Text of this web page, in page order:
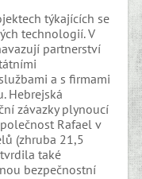
týkajících se
technologií. V
partnerství
a s firmami
Hebrejská
závazky plynoucí
Rafael v
(zhruba 21,5
také
bezpečnostní